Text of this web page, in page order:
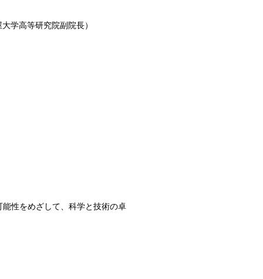
学高等研究院副院長）
性をめざして、科学と技術の卓